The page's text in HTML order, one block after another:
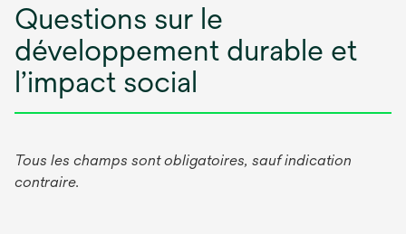
Questions sur le
développement durable et
l’impact social
Tous les champs sont obligatoires, sauf indication
contraire.